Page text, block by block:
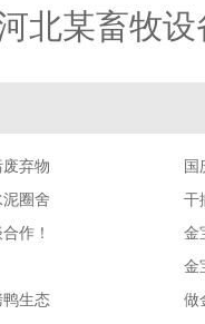
北某畜牧
弃物
圈舍
干
作！
金
金
生态
做